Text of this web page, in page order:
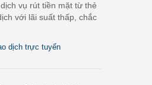
vụ rút tiền mặt từ thẻ
với lãi suất thấp, chắc
dịch trực tuyến